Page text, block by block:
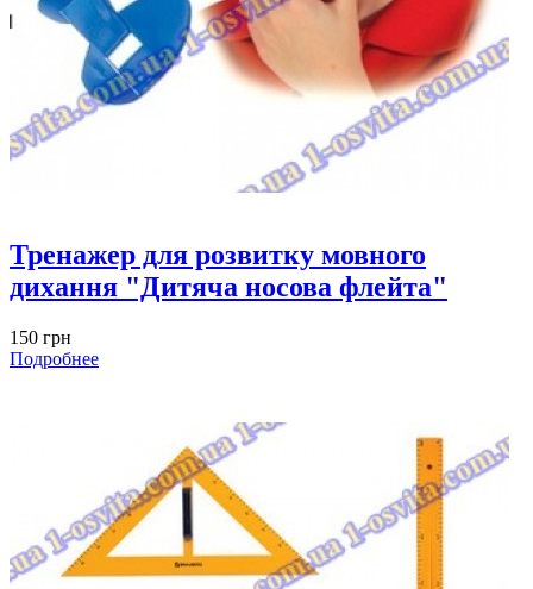
Тренажер для розвитку мовного
дихання "Дитяча носова флейта"
150 грн
Подробнее